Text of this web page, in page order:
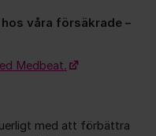
våra försäkrade –
Medbeat.
med att förbättra